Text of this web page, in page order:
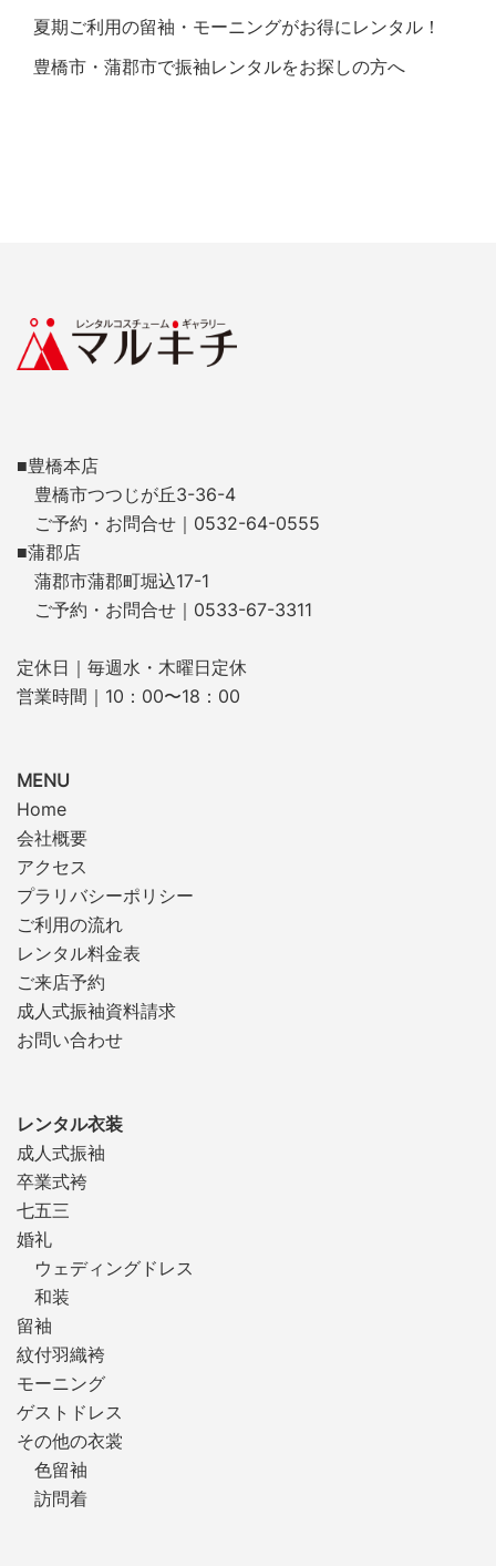
夏期ご利用の留袖・モーニングがお得にレンタル！
豊橋市・蒲郡市で振袖レンタルをお探しの方へ
■豊橋本店
豊橋市つつじが丘3-36-4
ご予約・お問合せ｜0532-64-0555
■蒲郡店
蒲郡市蒲郡町堀込17-1
ご予約・お問合せ｜0533-67-3311
定休日｜毎週水・木曜日定休
営業時間｜10：00〜18：00
MENU
Home
会社概要
アクセス
プラリバシーポリシー
ご利用の流れ
レンタル料金表
ご来店予約
成人式振袖資料請求
お問い合わせ
レンタル衣装
成人式振袖
卒業式袴
七五三
婚礼
ウェディングドレス
和装
留袖
紋付羽織袴
モーニング
ゲストドレス
その他の衣裳
色留袖
訪問着